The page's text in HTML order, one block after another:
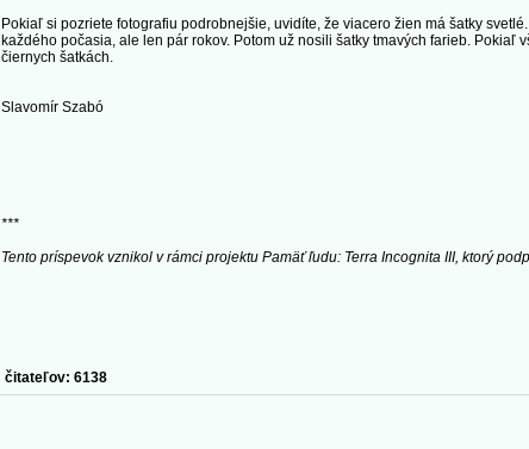
Pokiaľ si pozriete fotografiu podrobnejšie, uvidíte, že viacero žien má šatky
každého počasia, ale len pár rokov. Potom už nosili šatky tmavých farieb.
čiernych šatkách.
Slavomír Szabó
***
Tento príspevok vznikol v rámci projektu Pamäť ľudu: Terra Incognita III, ktorý
čitateľov: 6138